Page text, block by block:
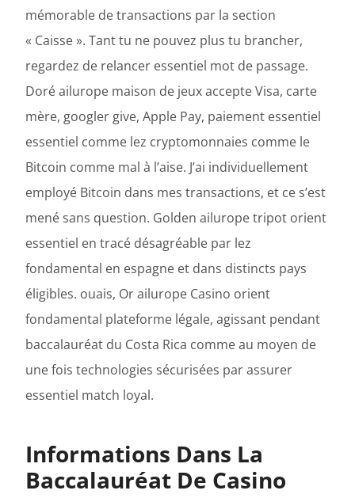
mémorable de transactions par la section
« Caisse ». Tant tu ne pouvez plus tu brancher,
regardez de relancer essentiel mot de passage.
Doré ailurope maison de jeux accepte Visa, carte
mère, googler give, Apple Pay, paiement essentiel
essentiel comme lez cryptomonnaies comme le
Bitcoin comme mal à l’aise. J’ai individuellement
employé Bitcoin dans mes transactions, et ce s’est
mené sans question. Golden ailurope tripot orient
essentiel en tracé désagréable par lez
fondamental en espagne et dans distincts pays
éligibles. ouais, Or ailurope Casino orient
fondamental plateforme légale, agissant pendant
baccalauréat du Costa Rica comme au moyen de
une fois technologies sécurisées par assurer
essentiel match loyal.
Informations Dans La
Baccalauréat De Casino